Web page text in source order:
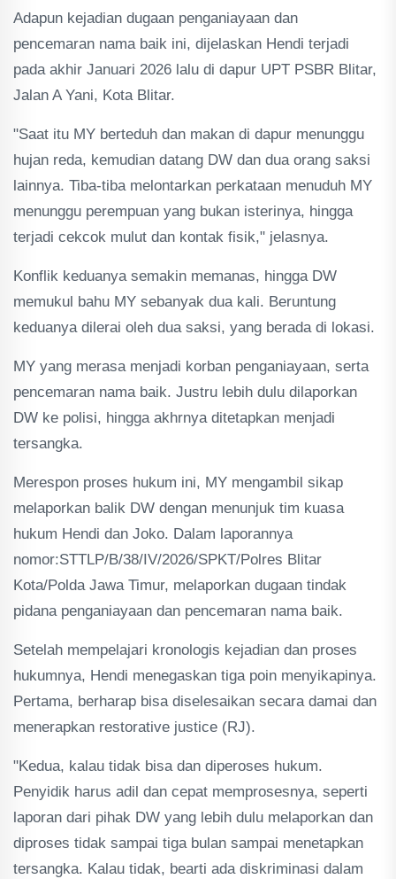
Adapun kejadian dugaan penganiayaan dan
pencemaran nama baik ini, dijelaskan Hendi terjadi
pada akhir Januari 2026 lalu di dapur UPT PSBR Blitar,
Jalan A Yani, Kota Blitar.
"Saat itu MY berteduh dan makan di dapur menunggu
hujan reda, kemudian datang DW dan dua orang saksi
lainnya. Tiba-tiba melontarkan perkataan menuduh MY
menunggu perempuan yang bukan isterinya, hingga
terjadi cekcok mulut dan kontak fisik," jelasnya.
Konflik keduanya semakin memanas, hingga DW
memukul bahu MY sebanyak dua kali. Beruntung
keduanya dilerai oleh dua saksi, yang berada di lokasi.
MY yang merasa menjadi korban penganiayaan, serta
pencemaran nama baik. Justru lebih dulu dilaporkan
DW ke polisi, hingga akhrnya ditetapkan menjadi
tersangka.
Merespon proses hukum ini, MY mengambil sikap
melaporkan balik DW dengan menunjuk tim kuasa
hukum Hendi dan Joko. Dalam laporannya
nomor:STTLP/B/38/IV/2026/SPKT/Polres Blitar
Kota/Polda Jawa Timur, melaporkan dugaan tindak
pidana penganiayaan dan pencemaran nama baik.
Setelah mempelajari kronologis kejadian dan proses
hukumnya, Hendi menegaskan tiga poin menyikapinya.
Pertama, berharap bisa diselesaikan secara damai dan
menerapkan restorative justice (RJ).
"Kedua, kalau tidak bisa dan diperoses hukum.
Penyidik harus adil dan cepat memprosesnya, seperti
laporan dari pihak DW yang lebih dulu melaporkan dan
diproses tidak sampai tiga bulan sampai menetapkan
tersangka. Kalau tidak, bearti ada diskriminasi dalam